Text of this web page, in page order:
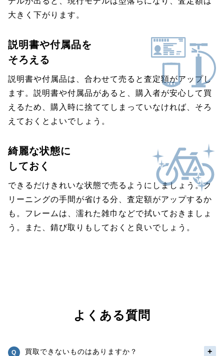
大きく下がります。
説明書や付属品を
そろえる
説明書や付属品は、合わせて売ると査定額がアップし
ます。説明書や付属品があると、購入者が安心して買
えるため、購入時に捨ててしまっていなければ、そろ
えておくとよいでしょう。
綺麗な状態に
しておく
できるだけきれいな状態で売るようにしましょう。ク
リーニングの手間が省ける分、査定額がアップするか
も。フレームは、濡れた雑巾などで拭いておきましょ
う。また、錆び取りもしておくと良いでしょう。
よくある質問
買取できないものはありますか？